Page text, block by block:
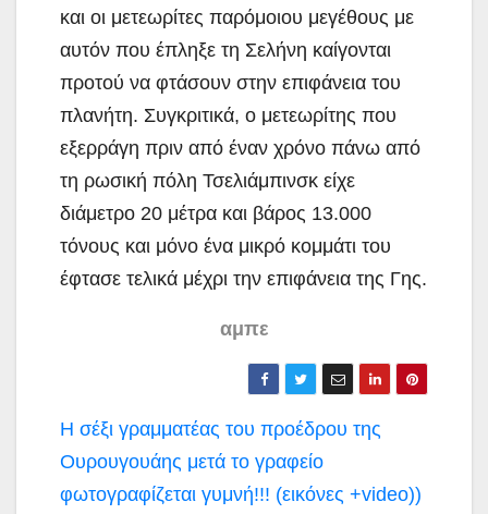
και οι μετεωρίτες παρόμοιου μεγέθους με
αυτόν που έπληξε τη Σελήνη καίγονται
προτού να φτάσουν στην επιφάνεια του
πλανήτη. Συγκριτικά, ο μετεωρίτης που
εξερράγη πριν από έναν χρόνο πάνω από
τη ρωσική πόλη Τσελιάμπινσκ είχε
διάμετρο 20 μέτρα και βάρος 13.000
τόνους και μόνο ένα μικρό κομμάτι του
έφτασε τελικά μέχρι την επιφάνεια της Γης.
αμπε
Πλοήγηση
άρθρων
Η σέξι γραμματέας του προέδρου της
Ουρουγουάης μετά το γραφείο
φωτογραφίζεται γυμνή!!! (εικόνες +video))